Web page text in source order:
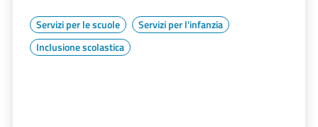
Servizi per le scuole
Servizi per l'infanzia
Inclusione scolastica